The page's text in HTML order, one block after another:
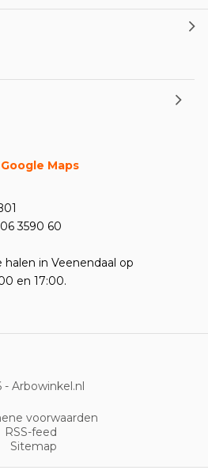
Maps
3590 60
in Veenendaal op
en 17:00.
- Arbowinkel.nl
voorwaarden
RSS-feed
Sitemap